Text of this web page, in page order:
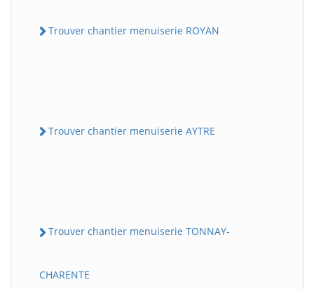
Trouver chantier menuiserie ROYAN
Trouver chantier menuiserie AYTRE
Trouver chantier menuiserie TONNAY-
CHARENTE